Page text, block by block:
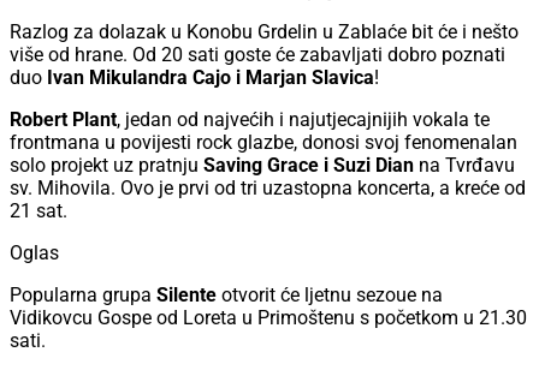
Razlog za dolazak u Konobu Grdelin u Zablaće bit će i nešto
više od hrane. Od 20 sati goste će zabavljati dobro poznati
duo Ivan Mikulandra Cajo i Marjan Slavica!
Robert Plant, jedan od najvećih i najutjecajnijih vokala te
frontmana u povijesti rock glazbe, donosi svoj fenomenalan
solo projekt uz pratnju Saving Grace i Suzi Dian na Tvrđavu
sv. Mihovila. Ovo je prvi od tri uzastopna koncerta, a kreće od
21 sat.
Oglas
Popularna grupa Silente otvorit će ljetnu sezoue na
Vidikovcu Gospe od Loreta u Primoštenu s početkom u 21.30
sati.